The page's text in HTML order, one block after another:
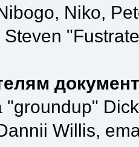
Niko,
Steven
"groundup"
Willis,